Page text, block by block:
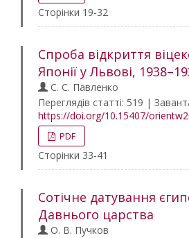
Сторінки 19-32
Спроба відкриття
Японії у Львові,
С. С. Павленко
Переглядів статті: 519 |
https://doi.org/10.15407/
PDF
Сторінки 33-41
Сотічне датування
Давнього царства
О. В. Пучков